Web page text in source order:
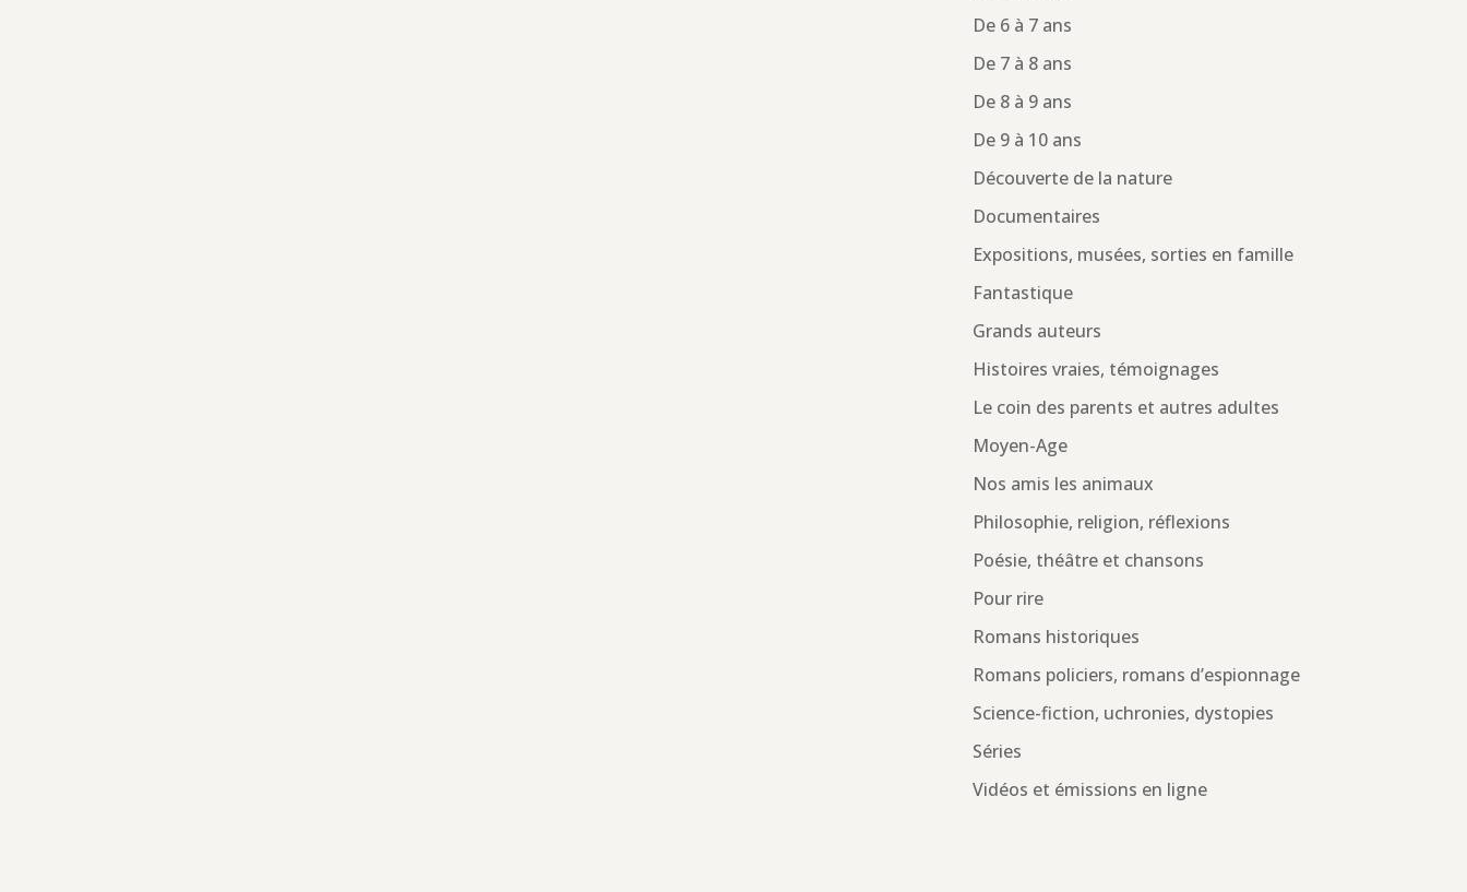
De 6 à 7 ans
De 7 à 8 ans
De 8 à 9 ans
De 9 à 10 ans
Découverte de la nature
Documentaires
Expositions, musées, sorties en famille
Fantastique
Grands auteurs
Histoires vraies, témoignages
Le coin des parents et autres adultes
Moyen-Age
Nos amis les animaux
Philosophie, religion, réflexions
Poésie, théâtre et chansons
Pour rire
Romans historiques
Romans policiers, romans d’espionnage
Science-fiction, uchronies, dystopies
Séries
Vidéos et émissions en ligne